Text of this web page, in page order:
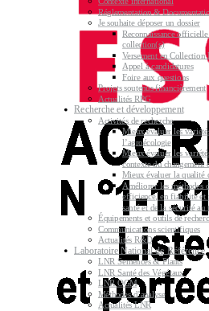
Réglementation &
Je souhaite déposer un dossier
Reconnaissance
collection(s)
Versement en Collection
Appel à candidatures
Foire aux questions
Projets soutenus financièrement
Actualités RPG
Recherche et développement
Activités de recherche
Mieux évaluer les
l’agroécologie
Mieux évaluer les
contexte du changement
Mieux évaluer la qualité
Améliorer les méthodes
efficience, en fiabilité et
santé et de la sécurité au
Équipements et outils de
Communications scientifiques
Actualités R&D
Laboratoire National de Référence
LNR Semences & Plants
LNR Santé des Végétaux
LNR OGM
Méthodes d’analyse
Actualités LNR